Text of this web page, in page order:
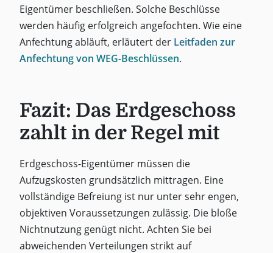
Eigentümer beschließen. Solche Beschlüsse
werden häufig erfolgreich angefochten. Wie eine
Anfechtung abläuft, erläutert der Leitfaden zur
Anfechtung von WEG-Beschlüssen.
Fazit: Das Erdgeschoss
zahlt in der Regel mit
Erdgeschoss-Eigentümer müssen die
Aufzugskosten grundsätzlich mittragen. Eine
vollständige Befreiung ist nur unter sehr engen,
objektiven Voraussetzungen zulässig. Die bloße
Nichtnutzung genügt nicht. Achten Sie bei
abweichenden Verteilungen strikt auf